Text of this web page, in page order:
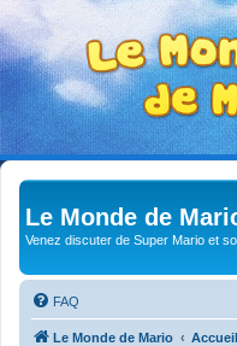
Le Monde de
Venez discuter de Super Mario et
FAQ
Le Monde de Mario